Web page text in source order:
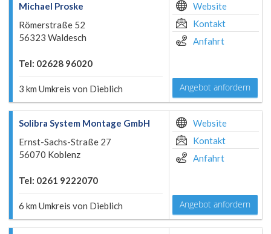
Michael Proske
Römerstraße 52
56323 Waldesch
Tel: 02628 96020
3 km Umkreis von Dieblich
Website
Kontakt
Anfahrt
Angebot anfordern
Solibra System Montage GmbH
Ernst-Sachs-Straße 27
56070 Koblenz
Tel: 0261 9222070
6 km Umkreis von Dieblich
Website
Kontakt
Anfahrt
Angebot anfordern